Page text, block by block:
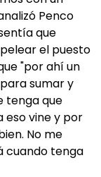
Penco
que
el puesto
"por ahí un
sumar y
tenga que
eso vine y por
No me
cuando tenga